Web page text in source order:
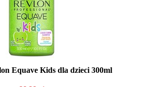
Equave Kids dla dzieci 300ml